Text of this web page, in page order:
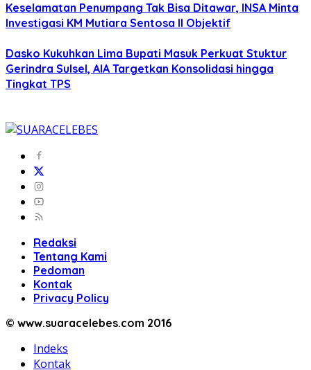
Keselamatan Penumpang Tak Bisa Ditawar, INSA Minta
Investigasi KM Mutiara Sentosa II Objektif
Dasko Kukuhkan Lima Bupati Masuk Perkuat Stuktur
Gerindra Sulsel, AIA Targetkan Konsolidasi hingga
Tingkat TPS
Redaksi
Tentang Kami
Pedoman
Kontak
Privacy Policy
© www.suaracelebes.com 2016
Indeks
Kontak